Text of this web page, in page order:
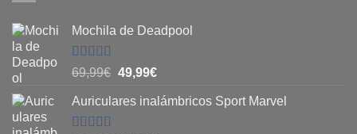
Mochila de Deadpool
Valorado
con
69,99€ El
original
49,99€El
actual
Auriculares inalámbricos Sport Marvel